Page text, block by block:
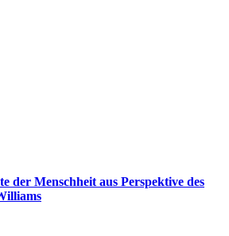
der Menschheit aus Perspektive des